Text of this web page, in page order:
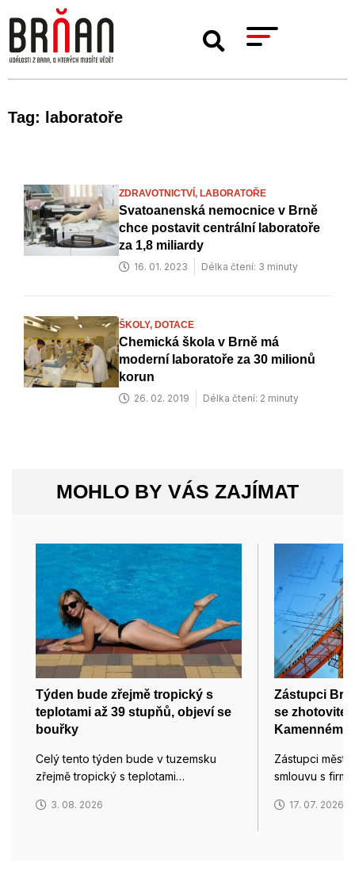
Tag: laboratoře
ZDRAVOTNICTVÍ, LABORATOŘE
Svatoanenská nemocnice v Brně
chce postavit centrální laboratoře
za 1,8 miliardy
16. 01. 2023 Délka čtení: 3 minuty
ŠKOLY, DOTACE
Chemická škola v Brně má
moderní laboratoře za 30 milionů
korun
26. 02. 2019 Délka čtení: 2 minuty
MOHLO BY VÁS ZAJÍMAT
Týden bude zřejmě tropický s
teplotami až 39 stupňů, objeví se
bouřky
Celý tento týden bude v tuzemsku
zřejmě tropický s teplotami…
3. 08. 2026
Zástupci
se
Kamenném
Zástupci
smlouvu s
17. 07. 2026